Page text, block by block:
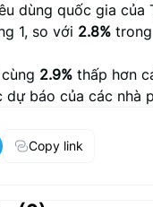
dùng quốc gia của
1, so với 2.8%
2.9% thấp hơn
dự báo của các nhà
Copy link